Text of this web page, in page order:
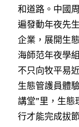
和道路。中國
遍發動年夜先
企業，展開生
海師范年夜學
不只向牧平易
生態管護員體
講堂”里，生態
行才能完成拔